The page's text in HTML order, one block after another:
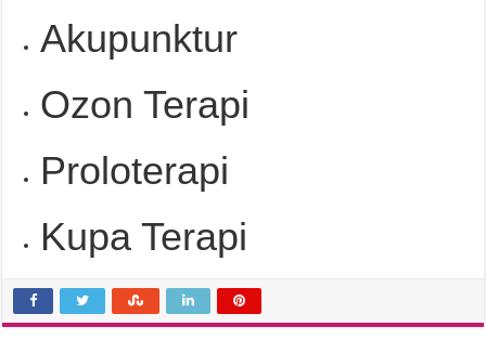
Akupunktur
Ozon Terapi
Proloterapi
Kupa Terapi